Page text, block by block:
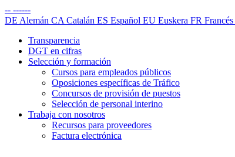
-- ------
DE Alemán CA Catalán ES Español EU Euskera FR Francés
Transparencia
DGT en cifras
Selección y formación
Cursos para empleados públicos
Oposiciones específicas de Tráfico
Concursos de provisión de puestos
Selección de personal interino
Trabaja con nosotros
Recursos para proveedores
Factura electrónica